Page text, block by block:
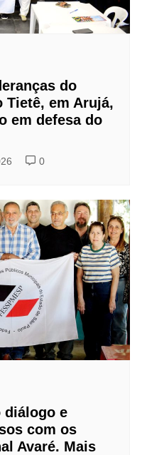
do
em Arujá,
em defesa do
0
diálogo e
com os
Avaré. Mais